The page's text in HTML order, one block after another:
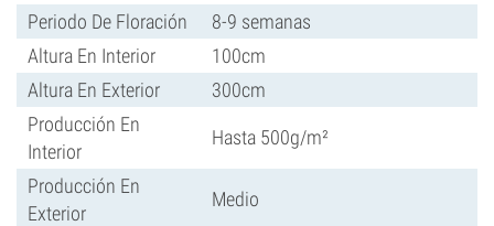
Periodo De Floración
8-9 semanas
Altura En Interior
100cm
Altura En Exterior
300cm
Producción En
Interior
Hasta 500g/m²
Producción En
Exterior
Medio